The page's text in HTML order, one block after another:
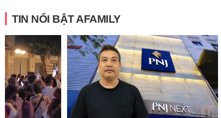
TIN NỔI BẬT AFAMILY